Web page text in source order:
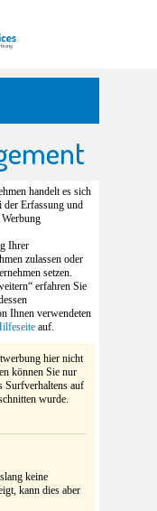
handelt es sich
der Erfassung und
Ihrer
zulassen oder
setzen.
erfahren Sie
Ihnen verwendeten
auf.
hier nicht
können Sie nur
Surfverhaltens auf
wurde.
keine
kann dies aber